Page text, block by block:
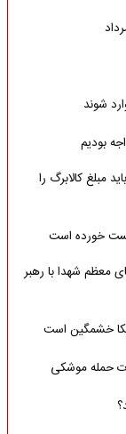
شوند
بودیم
مبلغ کالابرگ را
خورده است
معظم شهدا با رهبر
خشمگین است
حمله موشکی